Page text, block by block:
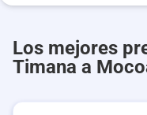
Los mejores
Timana a